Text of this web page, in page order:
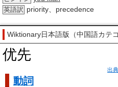
英語訳 priority、precedence
Wiktionary日本語版（中国語カテゴ
优先
出典
動詞